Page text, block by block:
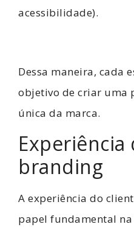
acessibilidade).
Dessa maneira, cada
objetivo de criar uma
única da marca.
branding
A experiência do
papel fundamental